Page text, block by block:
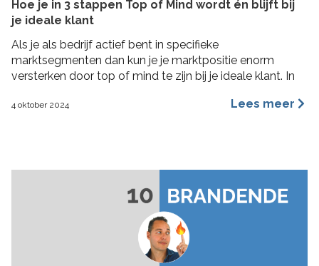
Hoe je in 3 stappen Top of Mind wordt én blijft bij
je ideale klant
Als je als bedrijf actief bent in specifieke
marktsegmenten dan kun je je marktpositie enorm
versterken door top of mind te zijn bij je ideale klant. In
of Mind positie kunt veroveren bij je ideale klant met de
4 oktober 2024 Lees meer